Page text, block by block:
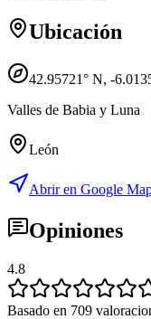
Ubicación
42.95721° N, -
Valles de Babia y Luna
León
Abrir en Google
Opiniones
4.8
Basado en 709